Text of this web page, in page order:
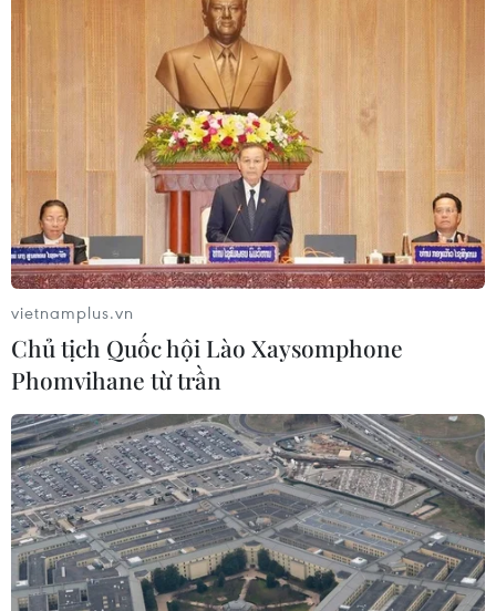
nhất 4 công nghệ chiến lược
Mảnh vỡ tên lửa SpaceX va chạm Mặt
Trăng, dấy lên lo ngại về rác thải vũ
trụ
06/08/2026 10:24
Lần đầu tiên chụp được bề mặt Mặt
Trời với độ nét chưa từng có
06/08/2026 09:41
Ca vi phẫu ghép da đầu hiếm gặp
giúp bé gái phục hồi sau 10 năm
06/08/2026 07:15
vietnamplus.vn
Chủ tịch Quốc hội Lào Xaysomphone
Phomvihane từ trần